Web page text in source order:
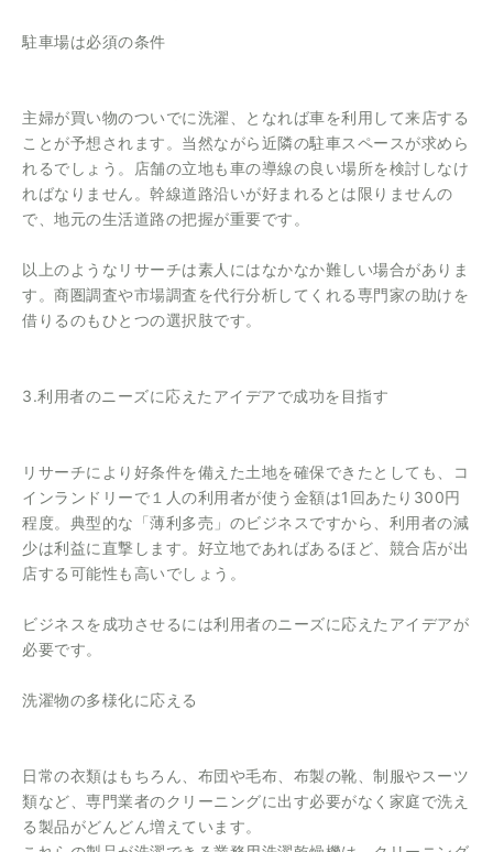
駐車場は必須の条件
主婦が買い物のついでに洗濯、となれば車を利用して来店する
ことが予想されます。当然ながら近隣の駐車スペースが求めら
れるでしょう。店舗の立地も車の導線の良い場所を検討しなけ
ればなりません。幹線道路沿いが好まれるとは限りませんの
で、地元の生活道路の把握が重要です。
以上のようなリサーチは素人にはなかなか難しい場合がありま
す。商圏調査や市場調査を代行分析してくれる専門家の助けを
借りるのもひとつの選択肢です。
3.利用者のニーズに応えたアイデアで成功を目指す
リサーチにより好条件を備えた土地を確保できたとしても、コ
インランドリーで１人の利用者が使う金額は1回あたり300円
程度。典型的な「薄利多売」のビジネスですから、利用者の減
少は利益に直撃します。好立地であればあるほど、競合店が出
店する可能性も高いでしょう。
ビジネスを成功させるには利用者のニーズに応えたアイデアが
必要です。
洗濯物の多様化に応える
日常の衣類はもちろん、布団や毛布、布製の靴、制服やスーツ
類など、専門業者のクリーニングに出す必要がなく家庭で洗え
る製品がどんどん増えています。